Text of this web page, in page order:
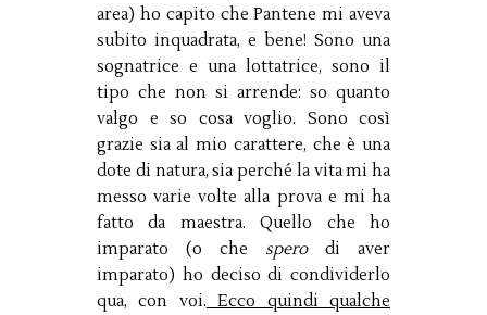
area) ho capito che Pantene mi aveva
subito inquadrata, e bene! Sono una
sognatrice e una lottatrice, sono il
tipo che non si arrende: so quanto
valgo e so cosa voglio. Sono così
grazie sia al mio carattere, che è una
dote di natura, sia perché la vita mi ha
messo varie volte alla prova e mi ha
fatto da maestra. Quello che ho
imparato (o che sperodi aver
imparato) ho deciso di condividerlo
qua, con voi. Ecco quindi qualche